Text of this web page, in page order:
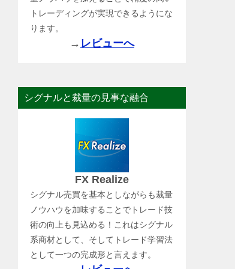
トレーディングが実現できるようにな
ります。
→ レビューへ
シグナルと裁量の見事な融合
FX Realize
シグナル売買を基本としながらも裁量
ノウハウを加味することでトレード技
術の向上も見込める！これはシグナル
系商材として、そしてトレード学習法
として一つの完成形と言えます。